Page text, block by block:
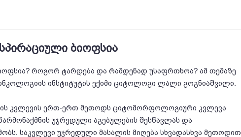
ბიოფსია
როგორ ტარდება და რამდენად უსაფრთხოა? ამ თემაზე
ინსტიტუტის ექიმი ციტოლოგი ლალი გოგნიაშვილი.
კვლევის ერთ-ერთ მეთოდს ციტომორფოლოგიური კვლევა
უჯრედული აგებულების შესწავლას და
საკვლევი უჯრედული მასალის მიღება სხვადასხვა მეთოდით